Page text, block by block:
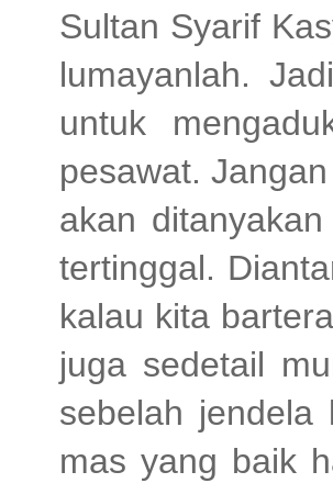
Sultan Syarif
lumayanlah.
untuk
pesawat.
akan
tertinggal.
kalau kita
juga sedetail
sebelah jendela
mas yang baik